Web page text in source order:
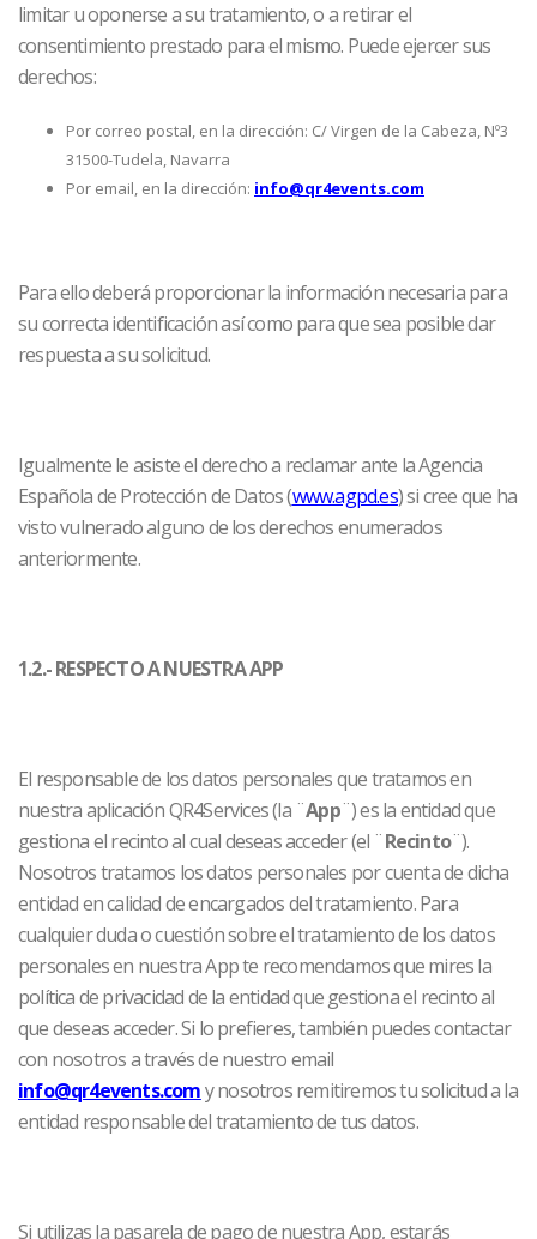
limitar u oponerse a su tratamiento, o a retirar el
consentimiento prestado para el mismo. Puede ejercer sus
derechos:
Por correo postal, en la dirección: C/ Virgen de la Cabeza, Nº3
31500-Tudela, Navarra
Por email, en la dirección: info@qr4events.com
Para ello deberá proporcionar la información necesaria para
su correcta identificación así como para que sea posible dar
respuesta a su solicitud.
Igualmente le asiste el derecho a reclamar ante la Agencia
Española de Protección de Datos (www.agpd.es) si cree que ha
visto vulnerado alguno de los derechos enumerados
anteriormente.
1.2.- RESPECTO A NUESTRA APP
El responsable de los datos personales que tratamos en
nuestra aplicación QR4Services (la ¨App¨) es la entidad que
gestiona el recinto al cual deseas acceder (el ¨Recinto¨).
Nosotros tratamos los datos personales por cuenta de dicha
entidad en calidad de encargados del tratamiento. Para
cualquier duda o cuestión sobre el tratamiento de los datos
personales en nuestra App te recomendamos que mires la
política de privacidad de la entidad que gestiona el recinto al
que deseas acceder. Si lo prefieres, también puedes contactar
con nosotros a través de nuestro email
info@qr4events.comy nosotros remitiremos tu solicitud a la
entidad responsable del tratamiento de tus datos.
Si utilizas la pasarela de pago de nuestra App, estarás